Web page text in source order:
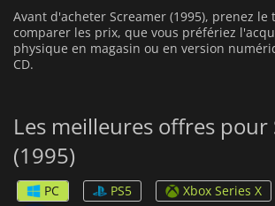
Avant d'acheter Screamer (1995), prenez le
comparer les prix, que vous préfériez
physique en magasin ou en version
CD.
Les meilleures offres pour
(1995)
PC PS5
Xbox Series X